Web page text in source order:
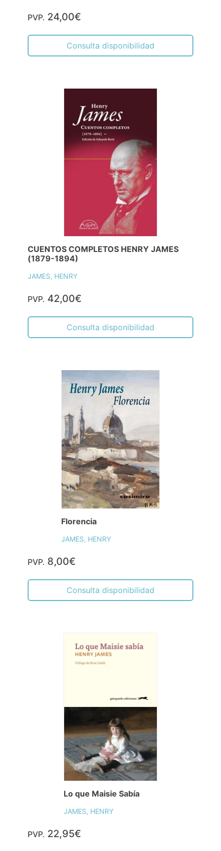
PVP. 24,00€
Consulta disponibilidad
CUENTOS COMPLETOS HENRY JAMES
(1879-1894)
JAMES, HENRY
PVP. 42,00€
Consulta disponibilidad
Florencia
JAMES, HENRY
PVP. 8,00€
Consulta disponibilidad
Lo que Maisie Sabía
JAMES, HENRY
PVP. 22,95€